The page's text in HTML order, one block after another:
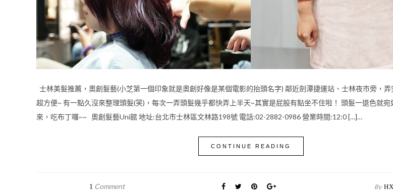
士林美髮推薦，奧創髮藝(小芝第一個印象就是奧創好像是某個電影的抬頭名字) 鄰近劍潭捷運站、士林夜市旁，
超方便~ 有一點久沒來整理頭髮(笑)，每次一弄頭髮幾乎都快弄上半天~其實是屁股有點坐不住啦！ 頭髮一退色就
來，吃布丁囉~~ 奧創髮藝Uni館 地址:台北市士林區文林路198號 電話:02-2882-0986 營業時間:12:0 […]…
CONTINUE READING
1 Comment By